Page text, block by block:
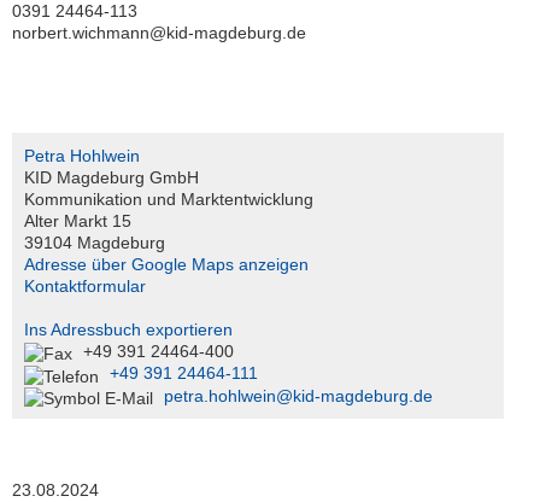
Serviceportal
0391 24464-113
norbert.wichmann@kid-magdeburg.de
Petra Hohlwein
KID Magdeburg GmbH
Kommunikation und Marktentwicklung
Alter Markt 15
39104 Magdeburg
Adresse über Google Maps anzeigen
Kontaktformular
Ins Adressbuch exportieren
+49 391 24464-400
+49 391 24464-111
petra.hohlwein@kid-magdeburg.de
23.08.2024